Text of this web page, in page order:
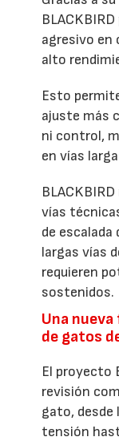
agresivo en
alto
Esto
ajuste más
ni control,
en vías
vías
de
largas vías
requieren
sostenidos.
Una
de gatos
El proyecto
revisión
gato, desde
tensión